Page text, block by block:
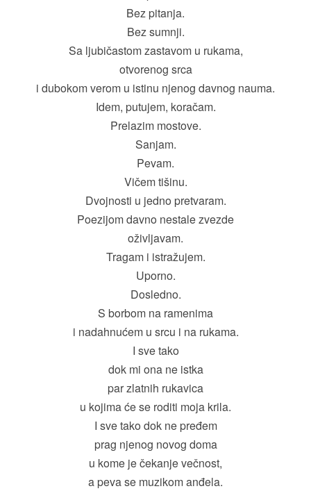
Bez pitanja.
Bez sumnji.
Sa ljubičastom zastavom u rukama,
otvorenog srca
i dubokom verom u istinu njenog davnog nauma.
Idem, putujem, koračam.
Prelazim mostove.
Sanjam.
Pevam.
Vičem tišinu.
Dvojnosti u jedno pretvaram.
Poezijom davno nestale zvezde
oživljavam.
Tragam i istražujem.
Uporno.
Dosledno.
S borbom na ramenima
i nadahnućem u srcu i na rukama.
I sve tako
dok mi ona ne istka
par zlatnih rukavica
u kojima će se roditi moja krila.
I sve tako dok ne pređem
prag njenog novog doma
u kome je čekanje večnost,
a peva se muzikom anđela.